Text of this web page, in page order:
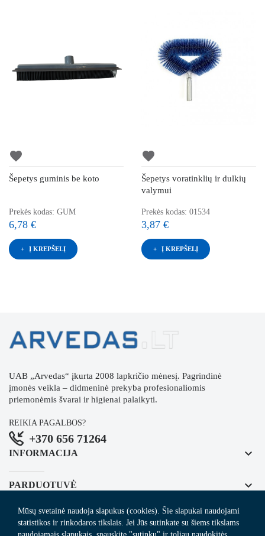
favorite
Šepetys guminis be koto
Prekės kodas: GUM
6,78 €
Į KREPŠELĮ
favorite
Šepetys voratinklių ir dulkių
valymui
Prekės kodas: 01534
3,87 €
Į KREPŠELĮ
UAB „Arvedas“ įkurta 2008 lapkričio mėnesį. Pagrindinė
įmonės veikla – didmeninė prekyba profesionaliomis
priemonėmis švarai ir higienai palaikyti.
REIKIA PAGALBOS?
+370 656 71264
INFORMACIJA keyboard_arrow_down
PARDUOTUVĖ keyboard_arrow_down
REGISTRUOKITĖS NAUJIENLAIŠKIUI
Mūsų svetainė naudoja slapukus (cookies). Šie slapukai naudojami
statistikos ir rinkodaros tikslais. Jei Jūs sutinkate su šiems tikslams